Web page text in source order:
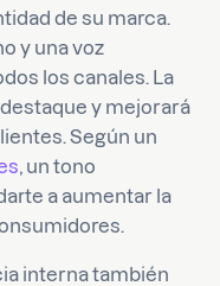
de su marca.
y una voz
los canales. La
y mejorará
Según un
, un tono
a aumentar la
interna también